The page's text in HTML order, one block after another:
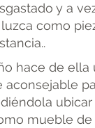
y a
como
hace de ella
mueble de